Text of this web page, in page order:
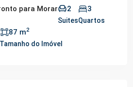
para Morar 2
Suites
3
Quartos
87 m2
Tamanho do Imóvel